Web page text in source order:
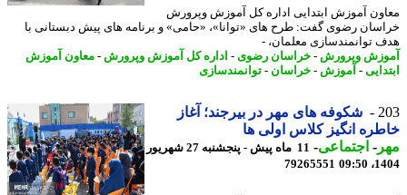
آموزش ابتدایی اداره کل آموزش وپرورش
رضوی گفت: طرح های «توانا»، «حامی» و برنامه های پیش دبستانی با
توانمندسازی معلمان، -
وپرورش-خراسان رضوی-اداره کل آموزش وپرورش-معاون آموزش
- آموزش-خراسان-توانمندسازی
شکوفه های مهر در بیرجند؛ آغاز
انگیز کلاس اولی ها
-اجتماعی-
11 ماه پیش - پنجشنبه 27 شهریور
79265551